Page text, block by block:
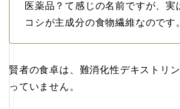
医薬品？て感じの名前ですが、実
コシが主成分の食物繊維なのです
賢者の食卓は、難消化性デキストリ
っていません。